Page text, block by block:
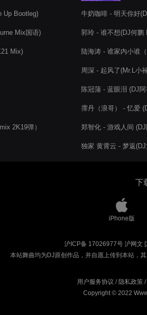
Up Bootleg)
Mix国语)
Mix)
2K19弹）
牛奶咖啡 - 明天你好
郭玲 - 谁不想(DJ何鹏
陆海涛 - 谁家内小谁
周深 - 起风了(Mr.L小
陈冠蒲 - 蓝眼泪 (DJ
霈丹（浪哥） - 忆爱
郑智化 - 游戏人间
独家 黄霄云 - 梦返
下
iPhone版
沪ICP备 17026977号 沪网文
本站舞曲均为DJ原创作品，并自愿上传到本站，
用户服务协议 / 隐私政策/
Copyright © 2022